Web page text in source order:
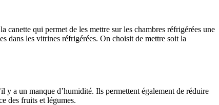
canette qui permet de les mettre sur les chambres réfrigérées une
dans les vitrines réfrigérées. On choisit de mettre soit la
y a un manque d’humidité. Ils permettent également de réduire
des fruits et légumes.